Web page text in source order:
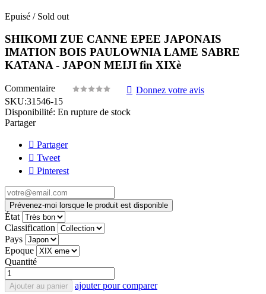
Epuisé / Sold out
SHIKOMI ZUE CANNE EPEE JAPONAIS
IMATION BOIS PAULOWNIA LAME SABRE
KATANA - JAPON MEIJI fin XIXè
Commentaire
Donnez votre avis
SKU:31546-15
Disponibilité: En rupture de stock
Partager
Partager
Tweet
Pinterest
Prévenez-moi lorsque le produit est disponible
État
Classification
Pays
Epoque
Quantité
Ajouter au panier ajouter pour comparer